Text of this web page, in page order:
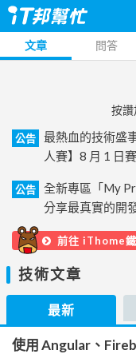
文章 問答
按
公告
最熱血的技術盛
人賽】8 月 1 日
公告
全新專區「My
分享最真實的開
前往 iThome
技術文章
最新
使用 Angular、